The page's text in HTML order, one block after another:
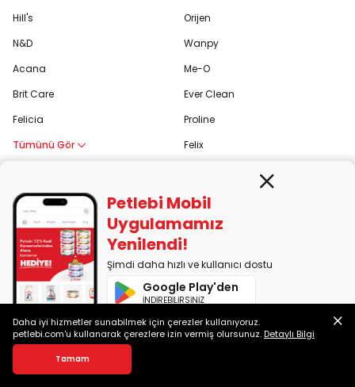
Hill's
N&D
Acana
Brit Care
Felicia
Tümünü Gör
Orijen
Wanpy
Me-O
Ever Clean
Proline
Felix
Kurumsal
Hakkımızda
Orijinal Ürün Garantisi
Petlebi Partner Fırsatları
Müşterilerimiz Anlatıyor
İletişim
Pati Kulüp
Blog
Kedi Irkları
Köpek Irkları
Petlebi Mobil
Uygulamamız
Yenilendi!
Şimdi daha hızlı ve kullanıcı dostu
Google Play'den
İNDİREBİLİRSİNİZ
App Store'dan
Daha iyi hizmetler sunabilmek için çerezler kullanıyoruz.
petlebi.com'u kullanarak çerezlere izin vermiş olursunuz.Detaylı Bilgi
Tamam